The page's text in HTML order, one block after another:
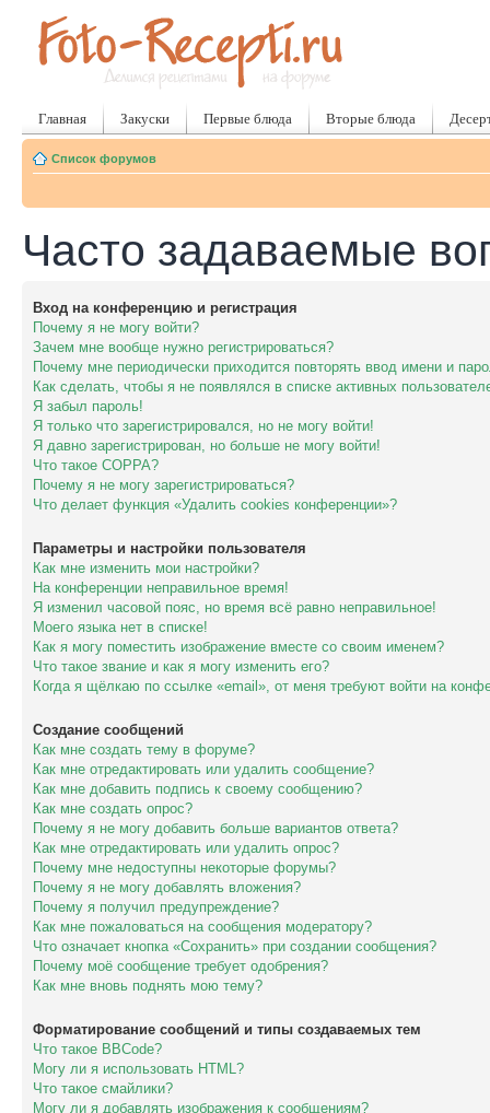
Главная Закуски Первые блюда Вторые блюда
Список форумов
Часто задаваемые
Вход на конференцию и регистрация
Почему я не могу войти?
Зачем мне вообще нужно регистрироваться?
Почему мне периодически приходится повторять ввод имени и
Как сделать, чтобы я не появлялся в списке активных
Я забыл пароль!
Я только что зарегистрировался, но не могу войти!
Я давно зарегистрирован, но больше не могу войти!
Что такое COPPA?
Почему я не могу зарегистрироваться?
Что делает функция «Удалить cookies конференции»?
Параметры и настройки пользователя
Как мне изменить мои настройки?
На конференции неправильное время!
Я изменил часовой пояс, но время всё равно неправильное!
Моего языка нет в списке!
Как я могу поместить изображение вместе со своим именем?
Что такое звание и как я могу изменить его?
Когда я щёлкаю по ссылке «email», от меня требуют войти на
Создание сообщений
Как мне создать тему в форуме?
Как мне отредактировать или удалить сообщение?
Как мне добавить подпись к своему сообщению?
Как мне создать опрос?
Почему я не могу добавить больше вариантов ответа?
Как мне отредактировать или удалить опрос?
Почему мне недоступны некоторые форумы?
Почему я не могу добавлять вложения?
Почему я получил предупреждение?
Как мне пожаловаться на сообщения модератору?
Что означает кнопка «Сохранить» при создании сообщения?
Почему моё сообщение требует одобрения?
Как мне вновь поднять мою тему?
Форматирование сообщений и типы создаваемых тем
Что такое BBCode?
Могу ли я использовать HTML?
Что такое смайлики?
Могу ли я добавлять изображения к сообщениям?